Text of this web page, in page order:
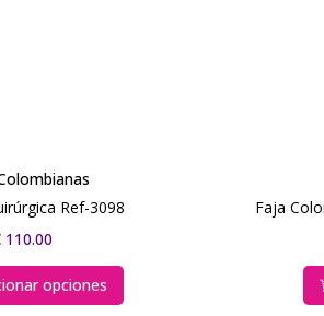
Ref-3098
110.00
opciones
Faja